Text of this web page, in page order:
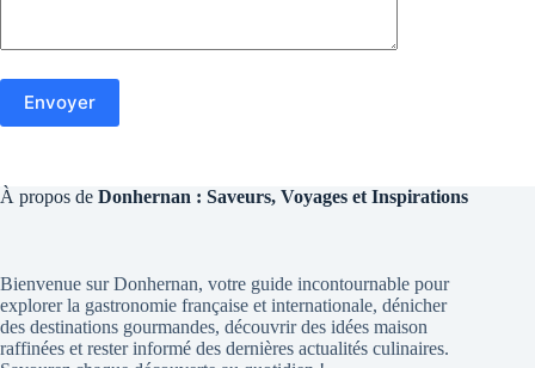
À propos de Donhernan : Saveurs, Voyages et Inspirations
Bienvenue sur Donhernan, votre guide incontournable pour
explorer la gastronomie française et internationale, dénicher
des destinations gourmandes, découvrir des idées maison
raffinées et rester informé des dernières actualités culinaires.